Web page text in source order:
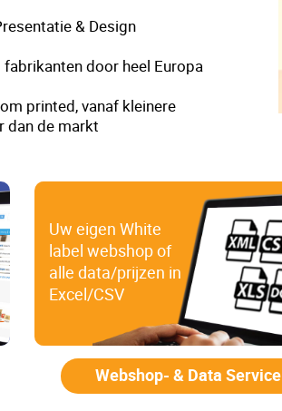
& Design
door heel Europa
printed, vanaf kleinere
dan de markt
Uw eigen White
label webshop of
alle data/prijzen in
Excel/CSV
Webshop- & Data Service